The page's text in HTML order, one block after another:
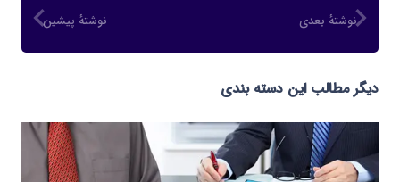
نوشتهٔ پیشین نوشتهٔ بعدی
دیگر مطالب این دسته بندی